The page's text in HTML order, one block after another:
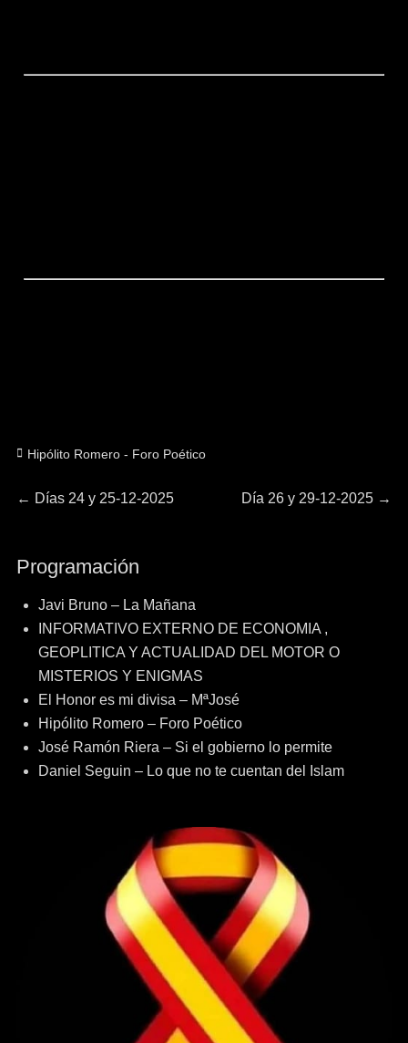
Categorías
Hipólito Romero - Foro Poético
Navegación
entradas
← Entrada
Días 24 y 25-12-2025
Entrada
Día 26 y 29-12-2025 →
Programación
Javi Bruno – La Mañana
INFORMATIVO EXTERNO DE ECONOMIA ,
GEOPLITICA Y ACTUALIDAD DEL MOTOR O
MISTERIOS Y ENIGMAS
El Honor es mi divisa – MªJosé
Hipólito Romero – Foro Poético
José Ramón Riera – Si el gobierno lo permite
Daniel Seguin – Lo que no te cuentan del Islam